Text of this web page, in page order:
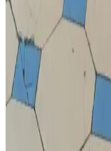
Genel Markalar
Beyzbol Kep Seti
Yüksek kaliteli
dikkat çeken beyzbol
dayanıklı ve rahat
Messi çocuk
stil sahibi futbol